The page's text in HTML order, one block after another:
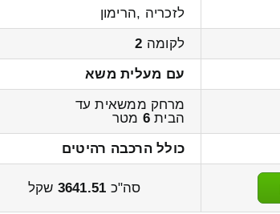
לזכריה ,הרימון
לקומה 2
עם מעלית משא
מרחק ממשאית עד
הבית6 מטר
כולל הרכבה רהיטים
סה"כ 3641.51 שקל